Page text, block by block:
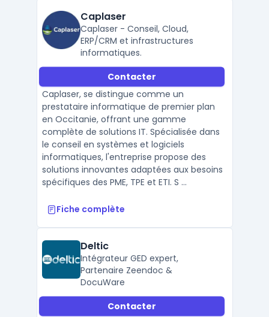
Caplaser
Caplaser - Conseil, Cloud,
ERP/CRM et infrastructures
informatiques.
Contacter
Caplaser, se distingue comme un
prestataire informatique de premier plan
en Occitanie, offrant une gamme
complète de solutions IT. Spécialisée dans
le conseil en systèmes et logiciels
informatiques, l'entreprise propose des
solutions innovantes adaptées aux besoins
spécifiques des PME, TPE et ETI. S ...
Fiche complète
Deltic
Intégrateur GED expert,
Partenaire Zeendoc &
DocuWare
Contacter